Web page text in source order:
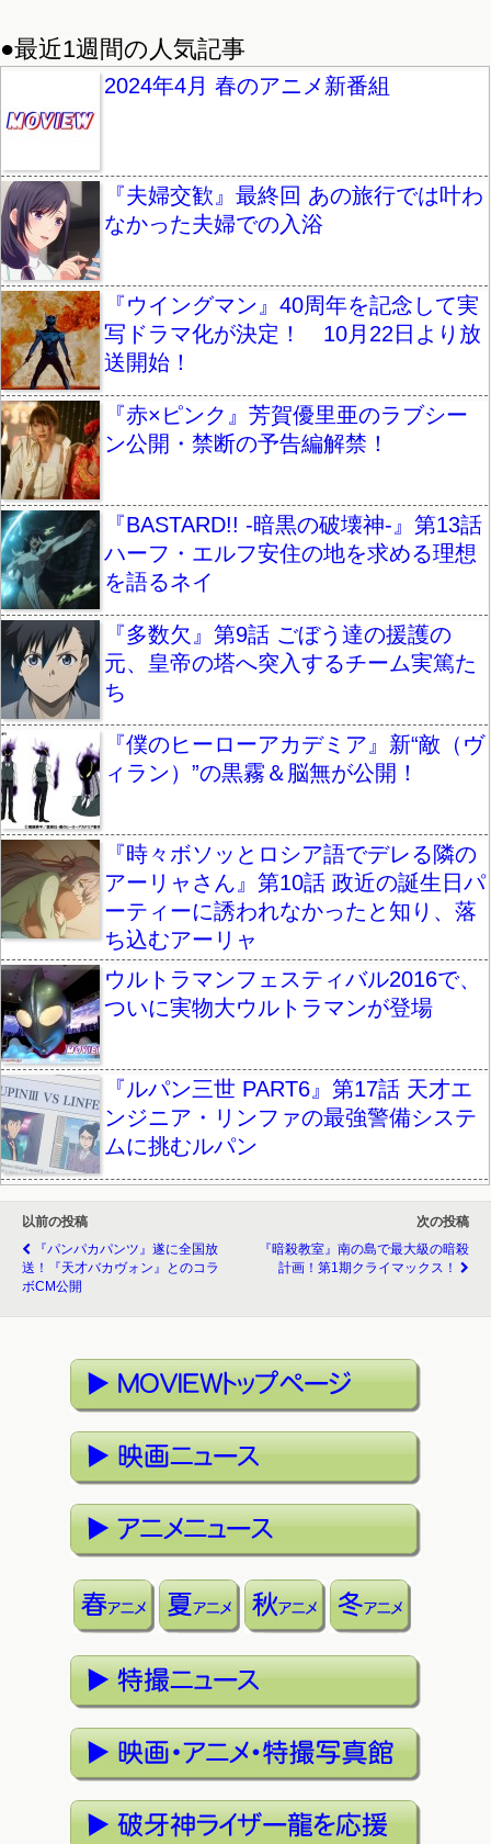
●最近1週間の人気記事
2024年4月 春のアニメ新番組
『夫婦交歓』最終回 あの旅行では叶わ
なかった夫婦での入浴
『ウイングマン』40周年を記念して実
写ドラマ化が決定！ 10月22日より放
送開始！
『赤×ピンク』芳賀優里亜のラブシー
ン公開・禁断の予告編解禁！
『BASTARD!! -暗黒の破壊神-』第13話
ハーフ・エルフ安住の地を求める理想
を語るネイ
『多数欠』第9話 ごぼう達の援護の
元、皇帝の塔へ突入するチーム実篤た
ち
『僕のヒーローアカデミア』新“敵（ヴ
ィラン）”の黒霧＆脳無が公開！
『時々ボソッとロシア語でデレる隣の
アーリャさん』第10話 政近の誕生日パ
ーティーに誘われなかったと知り、落
ち込むアーリャ
ウルトラマンフェスティバル2016で、
ついに実物大ウルトラマンが登場
『ルパン三世 PART6』第17話 天才エ
ンジニア・リンファの最強警備システ
ムに挑むルパン
以前の投稿
『パンパカパンツ』遂に全国放
送！『天才バカヴォン』とのコラ
ボCM公開
次の投稿
『暗殺教室』南の島で最大級の暗殺
計画！第1期クライマックス！